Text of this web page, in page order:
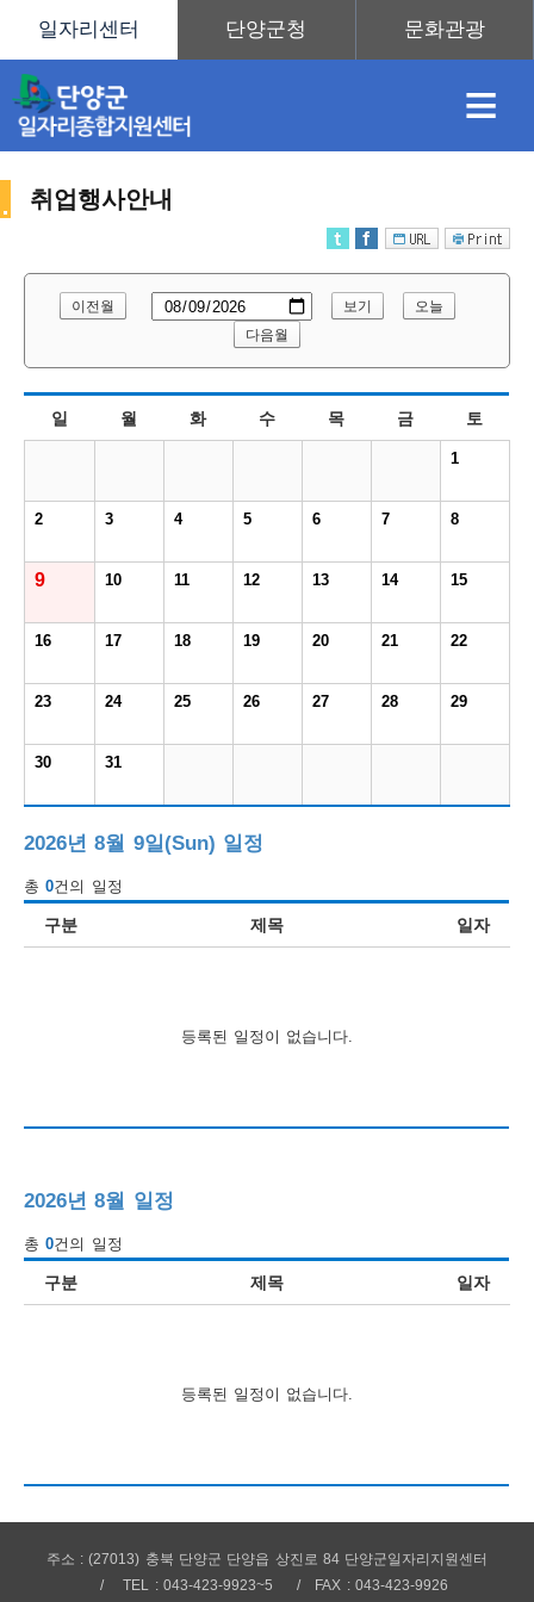
≡
정
보
정
보
훈
련
정
보
도
우
미
안
내
취업행사안내
이전월 보기
오늘
다음월
일 월 화 수 목 금 토
1
2 3 4 5 6 7 8
9 10 11 12 13 14 15
16 17 18 19 20 21 22
23 24 25 26 27 28 29
30 31
2026년 8월 9일(Sun) 일정
총0건의 일정
구분 제목 일자
등록된 일정이 없습니다.
2026년 8월 일정
총0건의 일정
구분 제목 일자
등록된 일정이 없습니다.
취
업
도
우
미
주소 : (27013) 충북 단양군 단양읍 상진로 84 단양군일자리지원센터
TEL : 043-423-9923~5
FAX : 043-423-9926